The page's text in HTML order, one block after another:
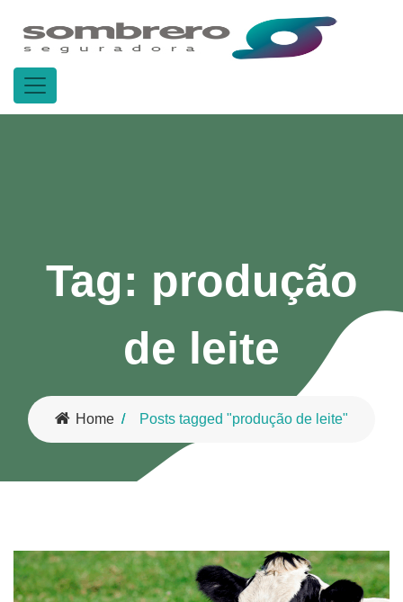
Tag: produção
de leite
Home Posts tagged "produção de leite"